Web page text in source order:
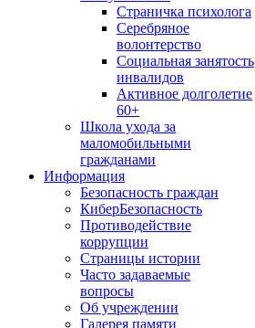
Страничка психолога
Серебряное
волонтерство
Социальная занятость
инвалидов
Активное долголетие
60+
Школа ухода за
маломобильными
гражданами
Информация
Безопасность граждан
КиберБезопасность
Противодействие
коррупции
Страницы истории
Часто задаваемые
вопросы
Об учреждении
Галерея памяти